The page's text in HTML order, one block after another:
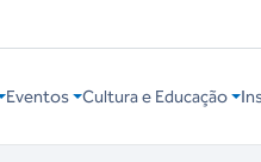
Eventos Cultura e Educação